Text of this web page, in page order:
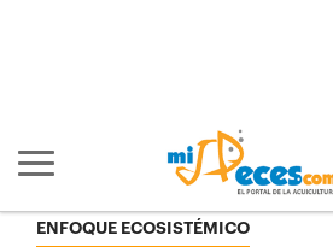
Mostrar/ocultar navegación principal
ENFOQUE ECOSISTÉMICO